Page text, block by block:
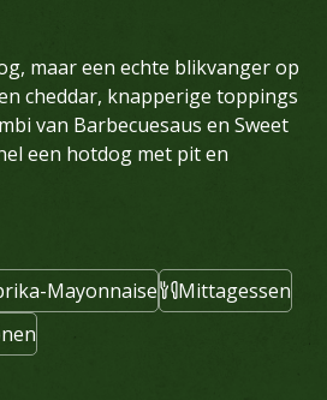
maar een echte blikvanger op
cheddar, knapperige toppings
van Barbecuesaus en Sweet
een hotdog met pit en
Mayonnaise
Mittagessen